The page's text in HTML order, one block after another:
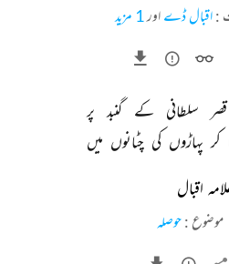
:اقبال ڈے اور1 مزید
قصر سلطانی کے گنبد پر
کر پہاڑوں کی چٹانوں میں
اقبال
موضوع :حوصلہ